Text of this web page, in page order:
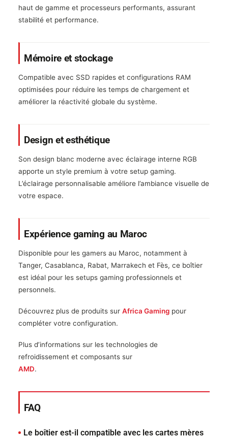
haut de gamme et processeurs performants, assurant
stabilité et performance.
Mémoire et stockage
Compatible avec SSD rapides et configurations RAM
optimisées pour réduire les temps de chargement et
améliorer la réactivité globale du système.
Design et esthétique
Son design blanc moderne avec éclairage interne RGB
apporte un style premium à votre setup gaming.
L’éclairage personnalisable améliore l’ambiance visuelle de
votre espace.
Expérience gaming au Maroc
Disponible pour les gamers au Maroc, notamment à
Tanger, Casablanca, Rabat, Marrakech et Fès, ce boîtier
est idéal pour les setups gaming professionnels et
personnels.
Découvrez plus de produits sur Africa Gaming pour
compléter votre configuration.
Plus d’informations sur les technologies de
refroidissement et composants sur
AMD.
FAQ
Le boîtier est-il compatible avec les cartes mères